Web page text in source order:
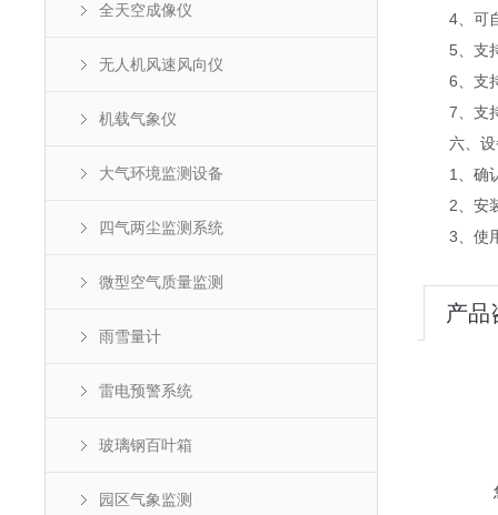
全天空成像仪
无人机风速风向仪
机载气象仪
大气环境监测设备
四气两尘监测系统
微型空气质量监测
雨雪量计
雷电预警系统
玻璃钢百叶箱
园区气象监测
4、可自
5、支持
6、支持
7、支持
六、设
1、确认
2、安装
3、使用
产品